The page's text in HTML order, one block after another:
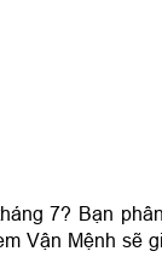
7? Bạn
Vận Mệnh sẽ